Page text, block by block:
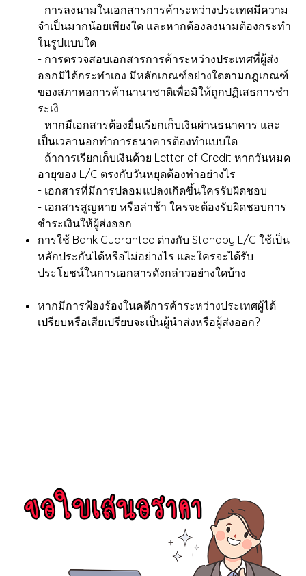
- การลงนามในเอกสารการค้าระหว่างประเทศมีความ
จำเป็นมากน้อยเพียงใด และหากต้องลงนามต้องกระทำ
ในรูปแบบใด
- การตรวจสอบเอกสารการค้าระหว่างประเทศที่ผู้ส่ง
ออกมิได้กระทำเอง มีหลักเกณฑ์อย่างใดตามกฎเกณฑ์
ของสภาหอการค้านานาชาติเพื่อมิให้ถูกปฏิเสธการชำ
ระเงิ
- หากมีเอกสารต้องยื่นเรียกเก็บเงินผ่านธนาคาร และ
เป็นเวลานอกทำการธนาคารต้องทำแบบใด
- ถ้าการเรียกเก็บเงินด้วย Letter of Credit หากวันหมด
อายุของ L/C ตรงกับวันหยุดต้องทำอย่างไร
- เอกสารที่มีการปลอมแปลงเกิดขึ้นใครรับผิดชอบ
- เอกสารสูญหาย หรือล่าช้า ใครจะต้องรับผิดชอบการ
ชำระเงินให้ผู้ส่งออก
การใช้ Bank Guarantee ต่างกับ Standby L/C ใช้เป็น
หลักประกันได้หรือไม่อย่างไร และใครจะได้รับ
ประโยชน์ในการเอกสารดังกล่าวอย่างใดบ้าง
หากมีการฟ้องร้องในคดีการค้าระหว่างประเทศผู้ได้
เปรียบหรือเสียเปรียบจะเป็นผู้นำส่งหรือผู้ส่งออก?